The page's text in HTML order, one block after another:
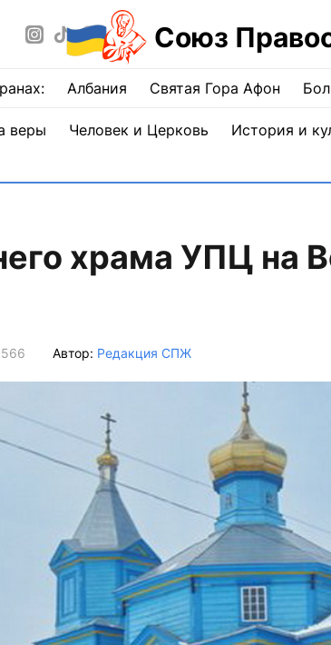
Союз
Албания Святая Гора Афон
веры Человек и Церковь История и
храма УПЦ на
566 Автор: Редакция СПЖ